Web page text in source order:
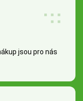
jsou pro nás